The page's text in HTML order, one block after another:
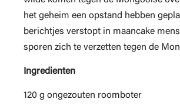
het geheim een opstand hebben
berichtjes verstopt in maancake
sporen zich te verzetten tegen de
Ingredienten
120 g ongezouten roomboter